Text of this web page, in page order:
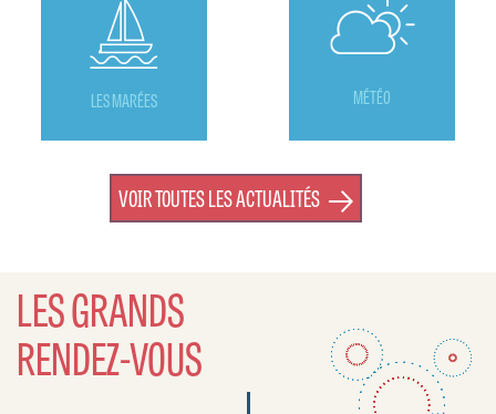
LES MARÉES MÉTÉO
VOIR TOUTES LES ACTUALITÉS
LES GRANDS
RENDEZ-VOUS